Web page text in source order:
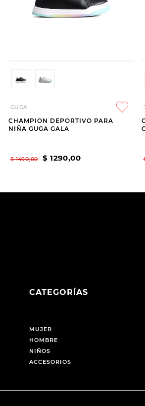
GUGA
CHAMPION DEPORTIVO PARA
NIÑA GUGA GALA
$ 1490,00 $ 1290,00
CATEGORÍAS
MUJER
HOMBRE
NIÑOS
ACCESORIOS